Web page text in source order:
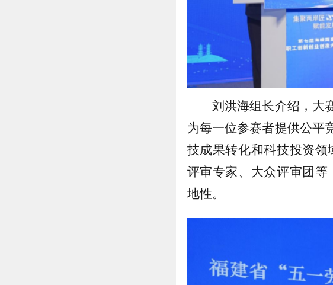
刘洪海组长介绍，大
为每一位参赛者提供公平
技成果转化和科技投资
评审专家、大众评审团
地性。